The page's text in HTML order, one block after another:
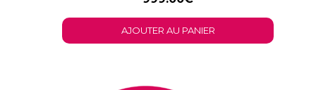
AJOUTER AU PANIER